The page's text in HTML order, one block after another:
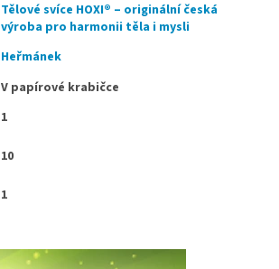
Tělové svíce HOXI® – originální česká
výroba pro harmonii těla i mysli
Heřmánek
V papírové krabičce
1
10
1